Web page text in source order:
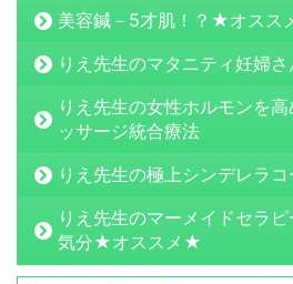
美容鍼－5才肌！？★オスス
りえ先生のマタニティ妊婦
りえ先生の女性ホルモンを
ッサージ統合療法
りえ先生の極上シンデレラコ
りえ先生のマーメイドセラ
気分★オススメ★